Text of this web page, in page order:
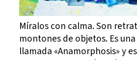
Míralos con calma. Son
montones de objetos. Es
llamada «Anamorphosis» y